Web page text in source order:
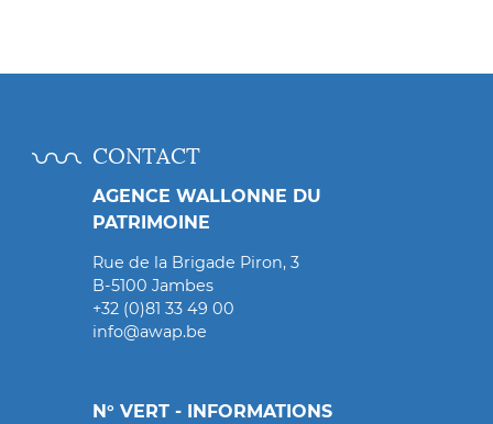
CONTACT
AGENCE WALLONNE DU
PATRIMOINE
Rue de la Brigade Piron, 3
B-5100 Jambes
+32 (0)81 33 49 00
info@awap.be
N° VERT - INFORMATIONS